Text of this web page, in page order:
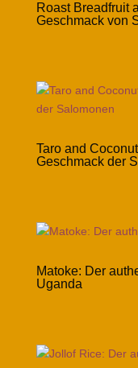
Roast Breadfruit
Geschmack von
Taro and
Geschmack der
Matoke: Der
Uganda